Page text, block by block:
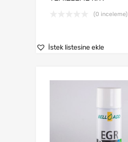
(0 inceleme)
İstek listesine ekle